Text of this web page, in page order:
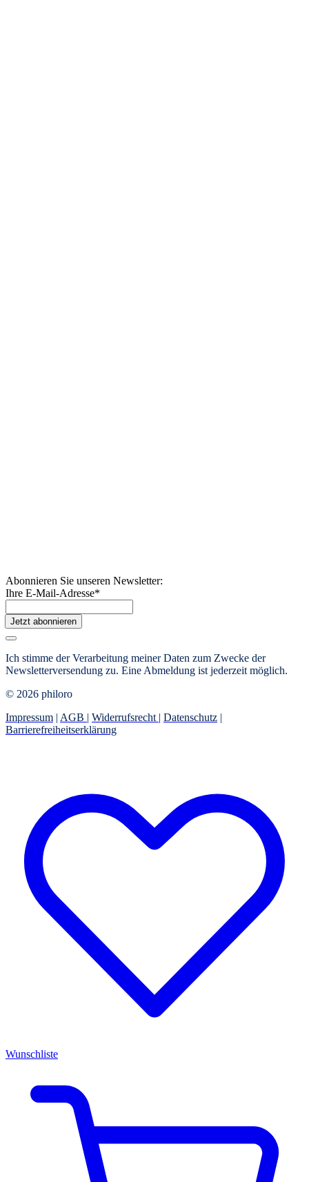
Abonnieren Sie unseren Newsletter:
Ihre E-Mail-Adresse*
Jetzt abonnieren
Ich stimme der Verarbeitung meiner Daten zum Zwecke der
Newsletterversendung zu. Eine Abmeldung ist jederzeit möglich.
© 2026 philoro
Impressum | AGB | Widerrufsrecht | Datenschutz |
Barrierefreiheitserklärung
Wunschliste